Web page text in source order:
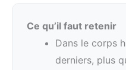
Ce qu’il faut retenir
Dans le corps
derniers, plus